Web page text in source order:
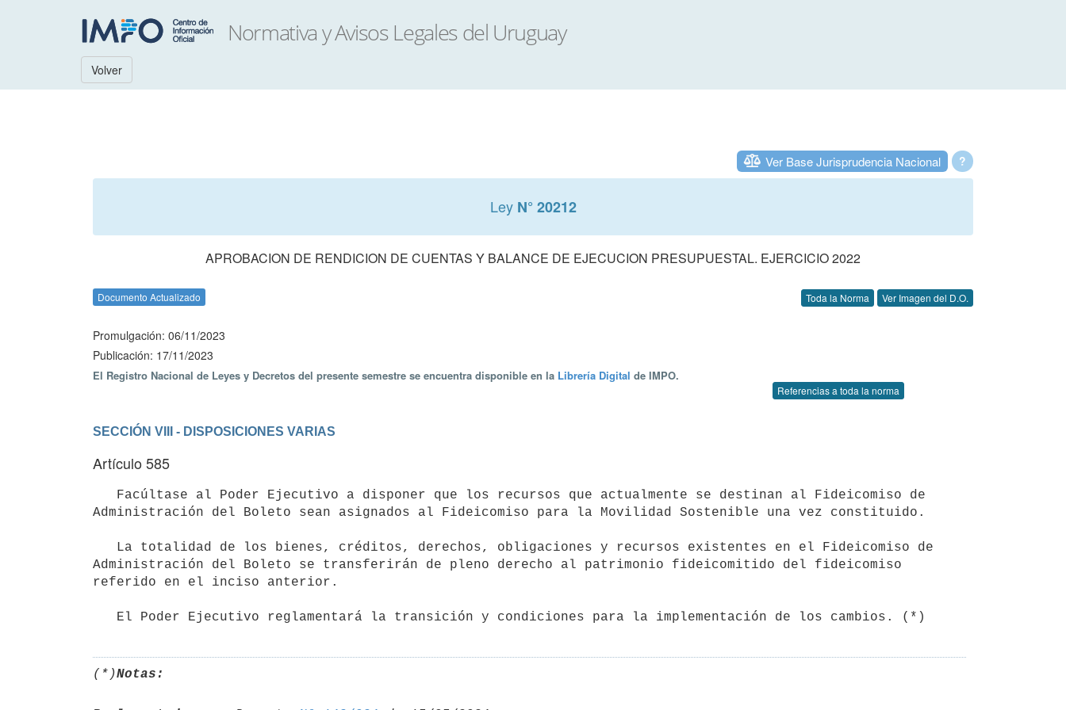
Volver
?
Ver Base Jurisprudencia Nacional
Ley N° 20212
APROBACION DE RENDICION DE CUENTAS Y BALANCE DE EJECUCION PRESUPUESTAL. EJERCICIO 2022
Documento Actualizado Toda la Norma Ver Imagen del D.O.
Promulgación: 06/11/2023
Publicación: 17/11/2023
El Registro Nacional de Leyes y Decretos del presente semestre se encuentra disponible en la Librería Digital de IMPO.
Referencias a toda la norma
SECCIÓN VIII - DISPOSICIONES VARIAS
Artículo 585
Administración del Boleto sean asignados al Fideicomiso para la Movilidad Sostenible una vez constituido.
Administración del Boleto se transferirán de pleno derecho al patrimonio fideicomitido del fideicomiso
referido en el inciso anterior.
   El Poder Ejecutivo reglamentará la transición y condiciones para la implementación de los cambios. (*)
(*)Notas: